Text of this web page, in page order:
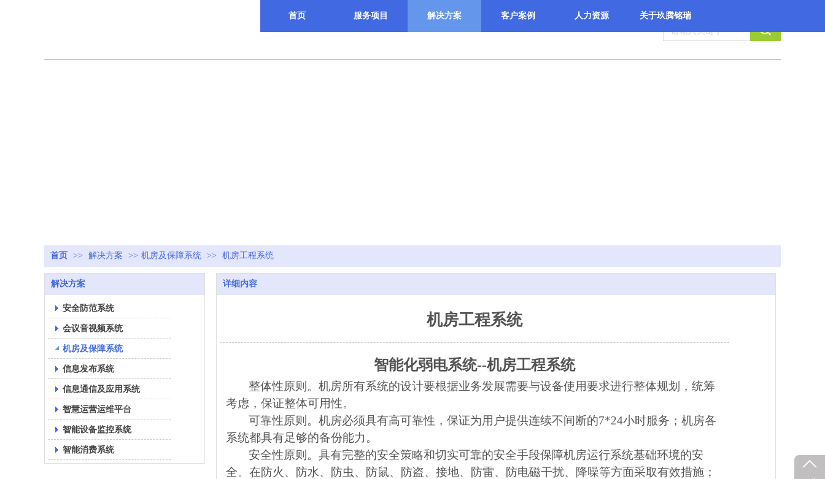
首页 服务项目 解决方案 客户案例 人力资源 关于玖腾铭瑞
首页 >> 解决方案 >> 机房及保障系统 >> 机房工程系统
解决方案
安全防范系统
会议音视频系统
机房及保障系统
信息发布系统
信息通信及应用系统
智慧运营运维平台
智能设备监控系统
智能消费系统
详细内容
机房工程系统
智能化弱电系统--机房工程系统
整体性原则。机房所有系统的设计要根据业务发展需要与设备使用要求进行整体规划，统筹
考虑，保证整体可用性。
可靠性原则。机房必须具有高可靠性，保证为用户提供连续不间断的7*24小时服务；机房各
系统都具有足够的备份能力。
安全性原则。具有完整的安全策略和切实可靠的安全手段保障机房运行系统基础环境的安
全。在防火、防水、防虫、防鼠、防盗、接地、防雷、防电磁干扰、降噪等方面采取有效措施；